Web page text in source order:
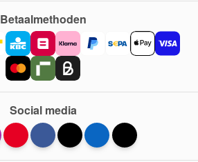
Betaalmethoden
Social media